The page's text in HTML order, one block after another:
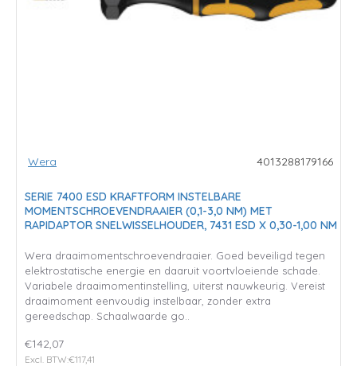
Wera 4013288179166
SERIE 7400 ESD KRAFTFORM INSTELBARE
MOMENTSCHROEVENDRAAIER (0,1-3,0 NM) MET
RAPIDAPTOR SNELWISSELHOUDER, 7431 ESD X 0,30-1,00 NM
Wera draaimomentschroevendraaier. Goed beveiligd tegen
elektrostatische energie en daaruit voortvloeiende schade.
Variabele draaimomentinstelling, uiterst nauwkeurig. Vereist
draaimoment eenvoudig instelbaar, zonder extra
gereedschap. Schaalwaarde go..
€142,07
Excl. BTW:€117,41